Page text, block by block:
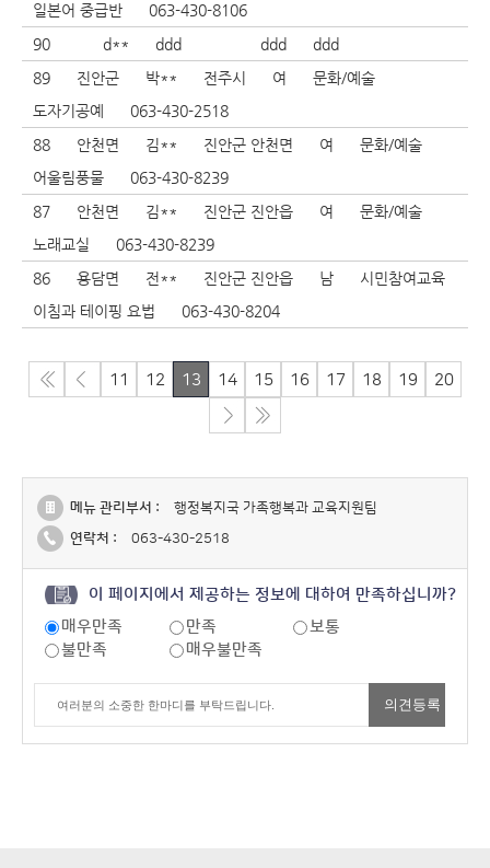
일본어 중급반
063-430-8106
90
d** ddd ddd
ddd
89
진안군 박** 전주시 여
문화/예술
도자기공예
063-430-2518
88
안천면 김** 진안군 안천면 여
문화/예술
어울림풍물
063-430-8239
87
안천면 김** 진안군 진안읍 여
문화/예술
노래교실
063-430-8239
86
용담면 전** 진안군 진안읍 남
시민참여교육
이침과 테이핑 요법
063-430-8204
11 12 13 14 15 16 17 18 19 20
메뉴 관리부서 :
행정복지국 가족행복과 교육지원팀
연락처 :
063-430-2518
이 페이지에서 제공하는 정보에 대하여 만족하십니까?
매우만족
만족
보통
불만족
매우불만족